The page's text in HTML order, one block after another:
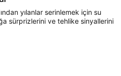
yılanlar serinlemek için su
sürprizlerini ve tehlike sinyallerini